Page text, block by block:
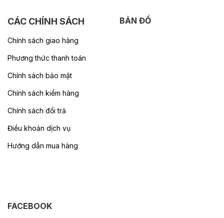
CÁC CHÍNH SÁCH
Chính sách giao hàng
Phương thức thanh toán
Chính sách bảo mật
Chính sách kiểm hàng
Chính sách đổi trả
Điều khoản dịch vụ
Hướng dẫn mua hàng
BẢN ĐỒ
FACEBOOK